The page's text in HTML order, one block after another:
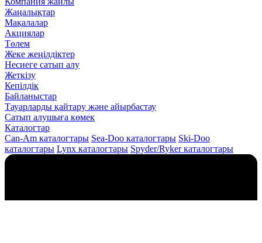
Жаңалықтар
Мақалалар
Акциялар
Төлем
Жеке жеңілдіктер
Несиеге сатып алу
Жеткізу
Кепілдік
Байланыстар
Тауарларды қайтару және айырбастау
Сатып алушыға көмек
Каталогтар
Can-Am каталогтары Sea-Doo каталогтары Ski-Doo
каталогтары Lynx каталогтары Spyder/Ryker каталогтары